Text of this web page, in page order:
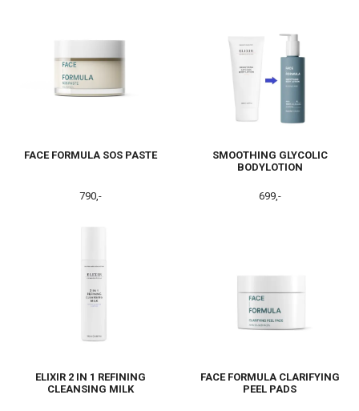
FACE FORMULA SOS PASTE
790,-
SMOOTHING GLYCOLIC
BODYLOTION
699,-
ELIXIR 2 IN 1 REFINING
CLEANSING MILK
FACE FORMULA CLARIFYING
PEEL PADS